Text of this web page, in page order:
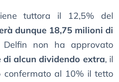
tuttora il 12,5% del
dunque 18,75 milioni di
Delfin non ha approvato
alcun dividendo extra, il
confermato al 10% il tetto